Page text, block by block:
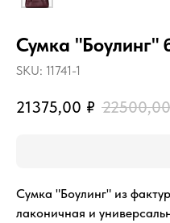
Сумка "Боулинг"
SKU: 11741-1
21375,00 ₽ 22500,00
Сумка "Боулинг" из
лаконичная и